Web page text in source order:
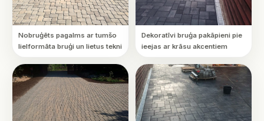
Nobruģēts pagalms ar tumšo
lielformāta bruģi un lietus tekni
Dekoratīvi bruģa pakāpieni pie
ieejas ar krāsu akcentiem